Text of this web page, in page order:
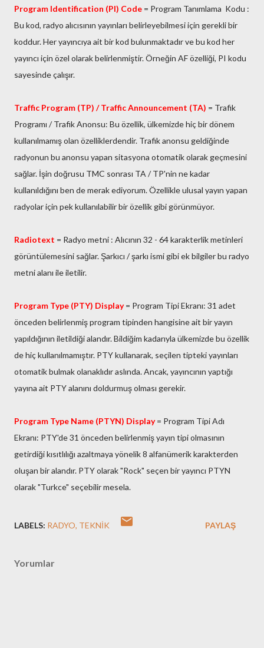
Program Identification (PI) Code = Program Tanımlama Kodu :
Bu kod, radyo alıcısının yayınları belirleyebilmesi için gerekli bir
koddur. Her yayıncıya ait bir kod bulunmaktadır ve bu kod her
yayıncı için özel olarak belirlenmiştir. Örneğin AF özelliği, PI kodu
sayesinde çalışır.
Traffic Program (TP) / Traffic Announcement (TA) = Trafik
Programı / Trafik Anonsu: Bu özellik, ülkemizde hiç bir dönem
kullanılmamış olan özelliklerdendir. Trafik anonsu geldiğinde
radyonun bu anonsu yapan sitasyona otomatik olarak geçmesini
sağlar. İşin doğrusu TMC sonrası TA / TP'nin ne kadar
kullanıldığını ben de merak ediyorum. Özellikle ulusal yayın yapan
radyolar için pek kullanılabilir bir özellik gibi görünmüyor.
Radiotext = Radyo metni : Alıcının 32 - 64 karakterlik metinleri
görüntülemesini sağlar. Şarkıcı / şarkı ismi gibi ek bilgiler bu radyo
metni alanı ile iletilir.
Program Type (PTY) Display= Program Tipi Ekranı: 31 adet
önceden belirlenmiş program tipinden hangisine ait bir yayın
yapıldığının iletildiği alandır. Bildiğim kadarıyla ülkemizde bu özellik
de hiç kullanılmamıştır. PTY kullanarak, seçilen tipteki yayınları
otomatik bulmak olanaklıdır aslında. Ancak, yayıncının yaptığı
yayına ait PTY alanını doldurmuş olması gerekir.
Program Type Name (PTYN) Display= Program Tipi Adı
Ekranı: PTY'de 31 önceden belirlenmiş yayın tipi olmasının
getirdiği kısıtlılığı azaltmaya yönelik 8 alfanümerik karakterden
oluşan bir alandır. PTY olarak "Rock" seçen bir yayıncı PTYN
olarak "Turkce" seçebilir mesela.
LABELS: RADYO TEKNIK PAYLAŞ
Yorumlar